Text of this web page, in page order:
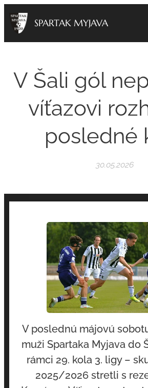
SPARTAK MYJAVA
V Šali gól
víťazovi
posledné
30.05.2026
V poslednú májovú
muži Spartaka Myjava do
rámci 29. kola 3. ligy –
2025/2026 stretli s